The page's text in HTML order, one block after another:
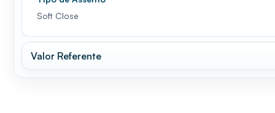
Soft Close
Valor Referente